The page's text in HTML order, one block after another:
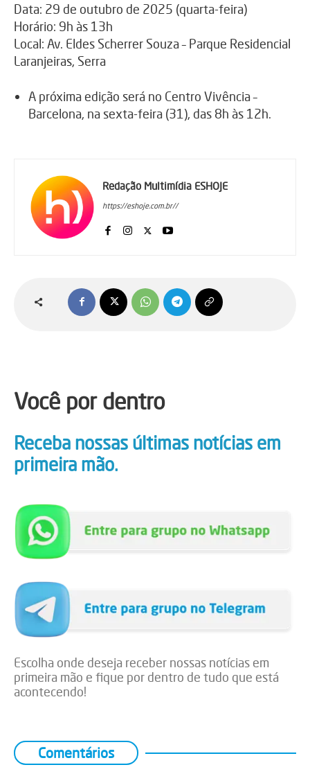
Data: 29 de outubro de 2025 (quarta-feira)
Horário: 9h às 13h
Local: Av. Eldes Scherrer Souza – Parque Residencial
Laranjeiras, Serra
A próxima edição será no Centro Vivência –
Barcelona, na sexta-feira (31), das 8h às 12h.
Redação Multimídia ESHOJE
https://eshoje.com.br//
Você por dentro
Receba nossas últimas notícias em
primeira mão.
Escolha onde deseja receber nossas notícias em
primeira mão e fique por dentro de tudo que está
acontecendo!
Comentários